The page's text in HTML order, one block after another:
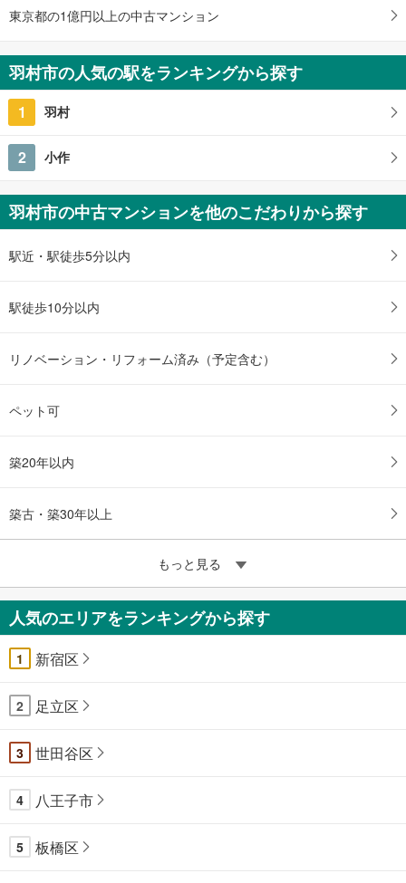
東京都の1億円以上の中古マンション
羽村市の人気の駅をランキングから探す
1 羽村
2 小作
羽村市の中古マンションを他のこだわりから探す
駅近・駅徒歩5分以内
駅徒歩10分以内
リノベーション・リフォーム済み（予定含む）
ペット可
築20年以内
築古・築30年以上
もっと見る
人気のエリアをランキングから探す
1 新宿区
2 足立区
3 世田谷区
4 八王子市
5 板橋区